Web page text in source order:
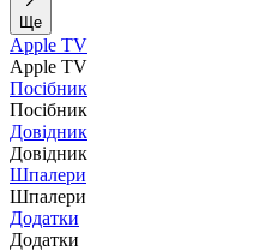
Ще
Apple TV
Apple TV
Посібник
Посібник
Довідник
Довідник
Шпалери
Шпалери
Додатки
Додатки